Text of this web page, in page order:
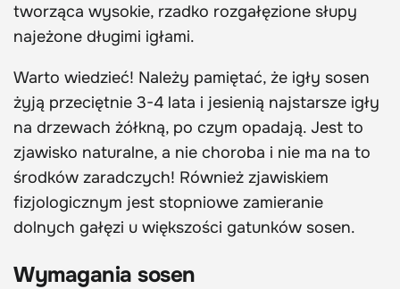
tworząca wysokie, rzadko rozgałęzione słupy
najeżone długimi igłami.
Warto wiedzieć! Należy pamiętać, że igły sosen
żyją przeciętnie 3-4 lata i jesienią najstarsze igły
na drzewach żółkną, po czym opadają. Jest to
zjawisko naturalne, a nie choroba i nie ma na to
środków zaradczych! Również zjawiskiem
fizjologicznym jest stopniowe zamieranie
dolnych gałęzi u większości gatunków sosen.
Wymagania sosen